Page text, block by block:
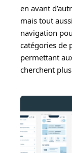
en avant
mais tout
navigation
catégories de
permettant
cherchent